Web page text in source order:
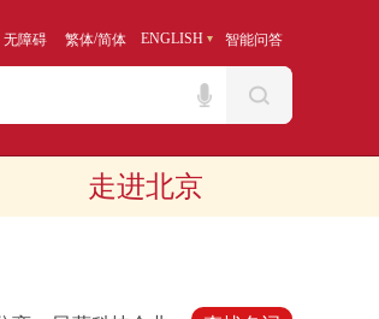
无障碍 繁体/简体 ENGLISH 智能问答
走进北京